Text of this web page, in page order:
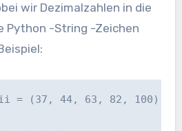
wir Dezimalzahlen in die
Python -String -Zeichen
= (37, 44, 63, 82, 100)